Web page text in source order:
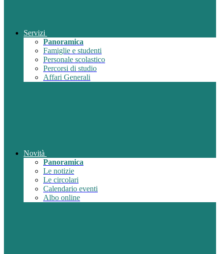
Servizi
Panoramica
Famiglie e studenti
Personale scolastico
Percorsi di studio
Affari Generali
Novità
Panoramica
Le notizie
Le circolari
Calendario eventi
Albo online